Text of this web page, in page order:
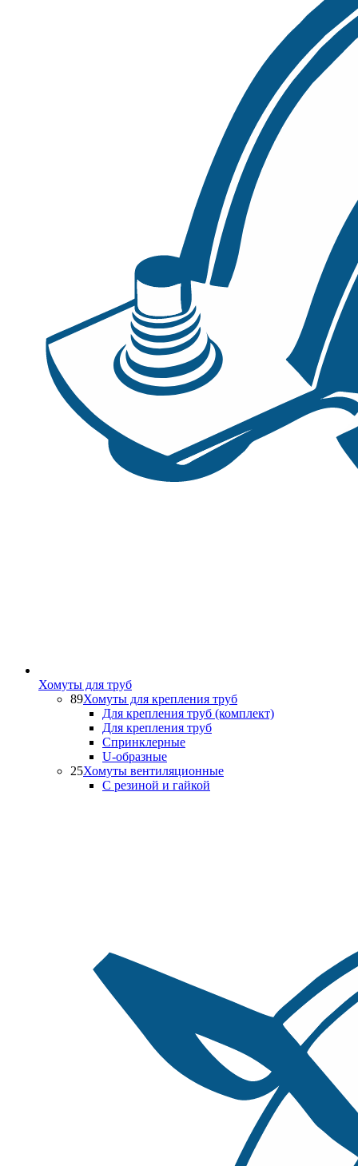
Хомуты для труб
89Хомуты для крепления труб
Для крепления труб (комплект)
Для крепления труб
Спринклерные
U-образные
25Хомуты вентиляционные
С резиной и гайкой